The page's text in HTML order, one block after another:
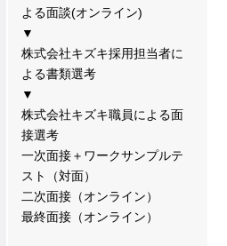
よる面談(オンライン)
▼
株式会社キズキ採用担当者に
よる書類選考
▼
株式会社キズキ職員による面
接選考
一次面接＋ワークサンプルテ
スト（対面）
二次面接（オンライン）
最終面接（オンライン）